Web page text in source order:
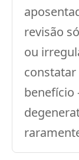
revisão
ou
constatar
benefício